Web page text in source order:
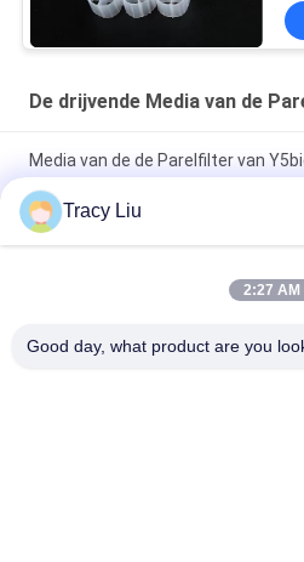
De drijvende Media van de
Media van de de Parelfilter van
16mmX10mm Wit
De witte Media van de het Bed
Drijvende 900m2/m3
Tracy Liu
2:27 AM
Good day, what product are you